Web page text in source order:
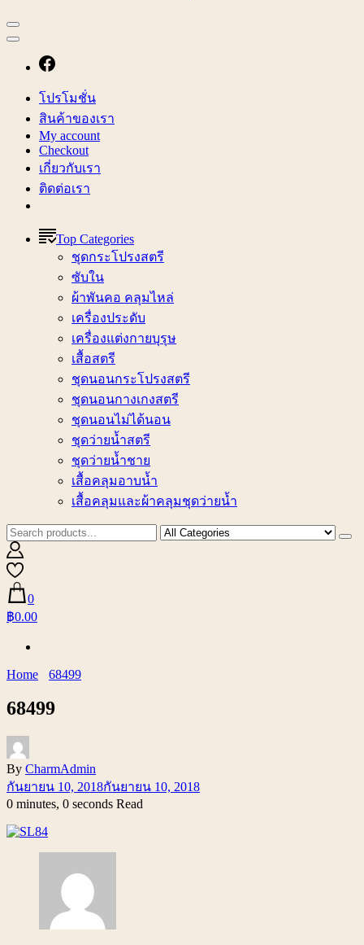
โปรโมชั่น
สินค้าของเรา
My account
Checkout
เกี่ยวกับเรา
ติดต่อเรา
Top Categories
ชุดกระโปรงสตรี
ซับใน
ผ้าพันคอ คลุมไหล่
เครื่องประดับ
เครื่องแต่งกายบุรุษ
เสื้อสตรี
ชุดนอนกระโปรงสตรี
ชุดนอนกางเกงสตรี
ชุดนอนไม่ได้นอน
ชุดว่ายน้ำสตรี
ชุดว่ายน้ำชาย
เสื้อคลุมอาบน้ำ
เสื้อคลุมและผ้าคลุมชุดว่ายน้ำ
0
฿0.00
Home 68499
68499
By CharmAdmin
กันยายน 10, 2018กันยายน 10, 2018
0 minutes, 0 seconds Read